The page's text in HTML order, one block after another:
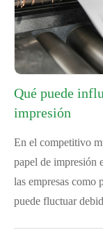
Qué puede
impresión
En el competitivo
papel de impresión
las empresas como
puede fluctuar